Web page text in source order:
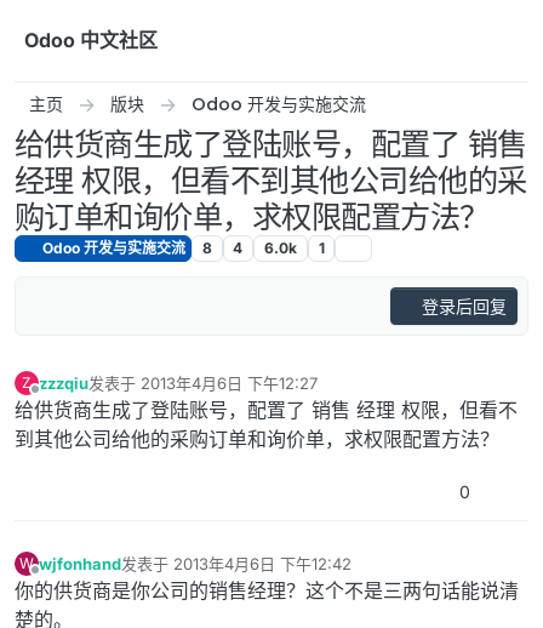
Odoo 中文社区
主页 版块 Odoo 开发与实施交流
给供货商生成了登陆账号，配置了 销售
经理 权限，但看不到其他公司给他的采
购订单和询价单，求权限配置方法？
Odoo 开发与实施交流 8 4 6.0k 1
登录后回复
Z
离线
zzzqiu发表于 2013年4月6日 下午12:27
最后由 编辑
给供货商生成了登陆账号，配置了 销售 经理 权限，但看不
到其他公司给他的采购订单和询价单，求权限配置方法？
0
W
离线
wjfonhand发表于 2013年4月6日 下午12:42
最后由 编辑
你的供货商是你公司的销售经理？这个不是三两句话能说清
楚的。